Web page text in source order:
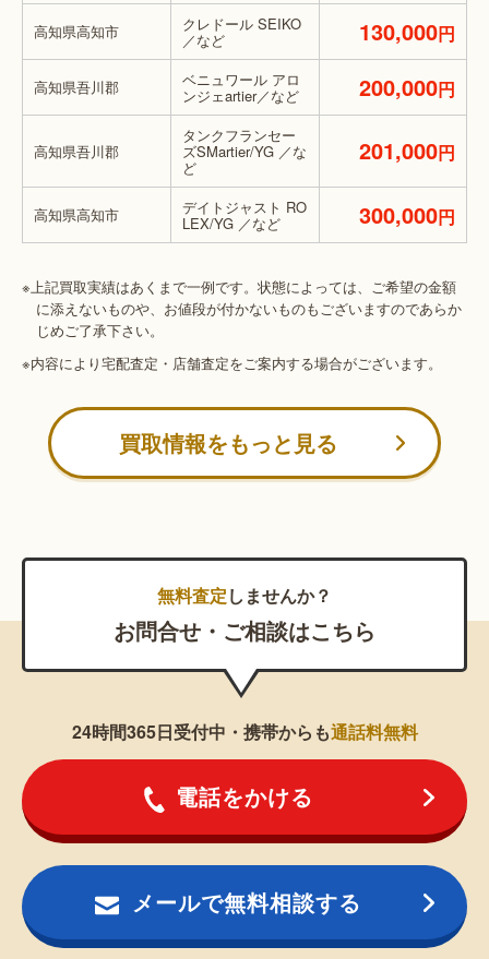
高知県高知市 クレドール SEIKO
／など 130,000円
高知県吾川郡 ベニュワール アロ
ンジェartier／など 200,000円
高知県吾川郡
タンクフランセー
ズSMartier/YG ／な
ど
201,000円
高知県高知市 デイトジャスト RO
LEX/YG ／など 300,000円
※上記買取実績はあくまで一例です。状態によっては、ご希望の金額
に添えないものや、お値段が付かないものもございますのであらか
じめご了承下さい。
※内容により宅配査定・店舗査定をご案内する場合がございます。
買取情報をもっと見る
無料査定しませんか？
お問合せ・ご相談はこちら
24時間365日受付中・携帯からも通話料無料
電話をかける
メールで無料相談する